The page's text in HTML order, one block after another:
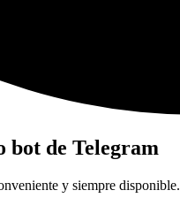
bot de Telegram
y siempre disponible.